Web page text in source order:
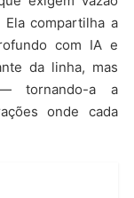
Ela compartilha a
com IA e
da linha, mas
tornando-a a
onde cada